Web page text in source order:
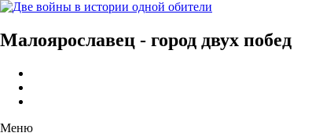
Малоярославец - город двух побед
Меню